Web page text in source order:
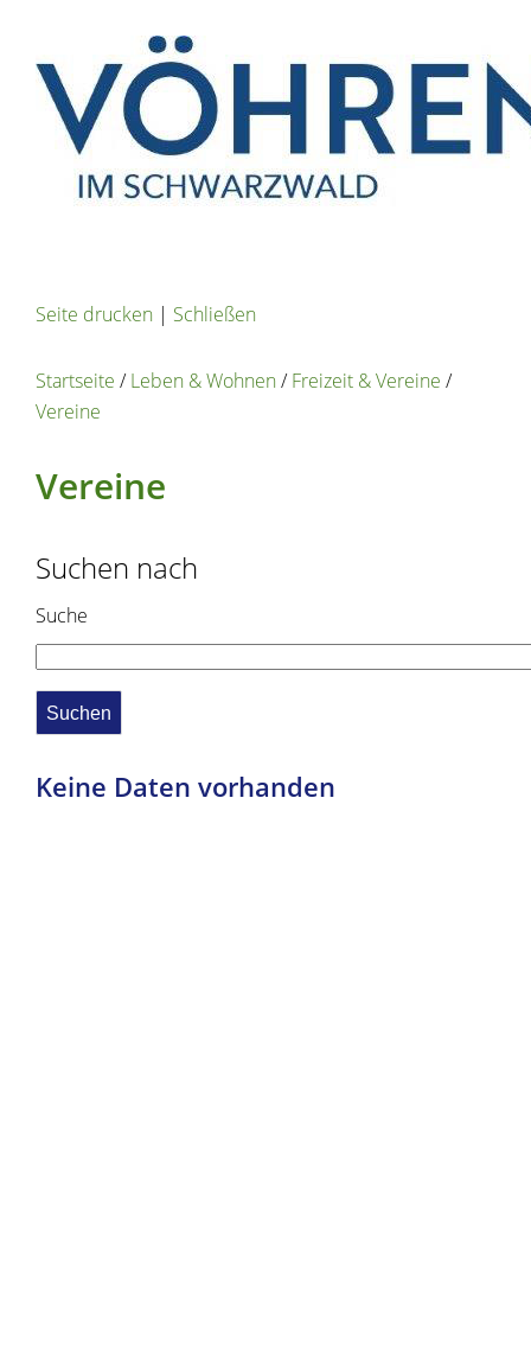
Seite drucken | Schließen
Startseite /Leben & Wohnen/Freizeit & Vereine /
Vereine
Vereine
Suchen nach
Suche
Keine Daten vorhanden